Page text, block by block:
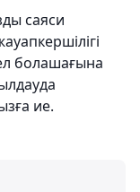
саяси
болашағына
ие.